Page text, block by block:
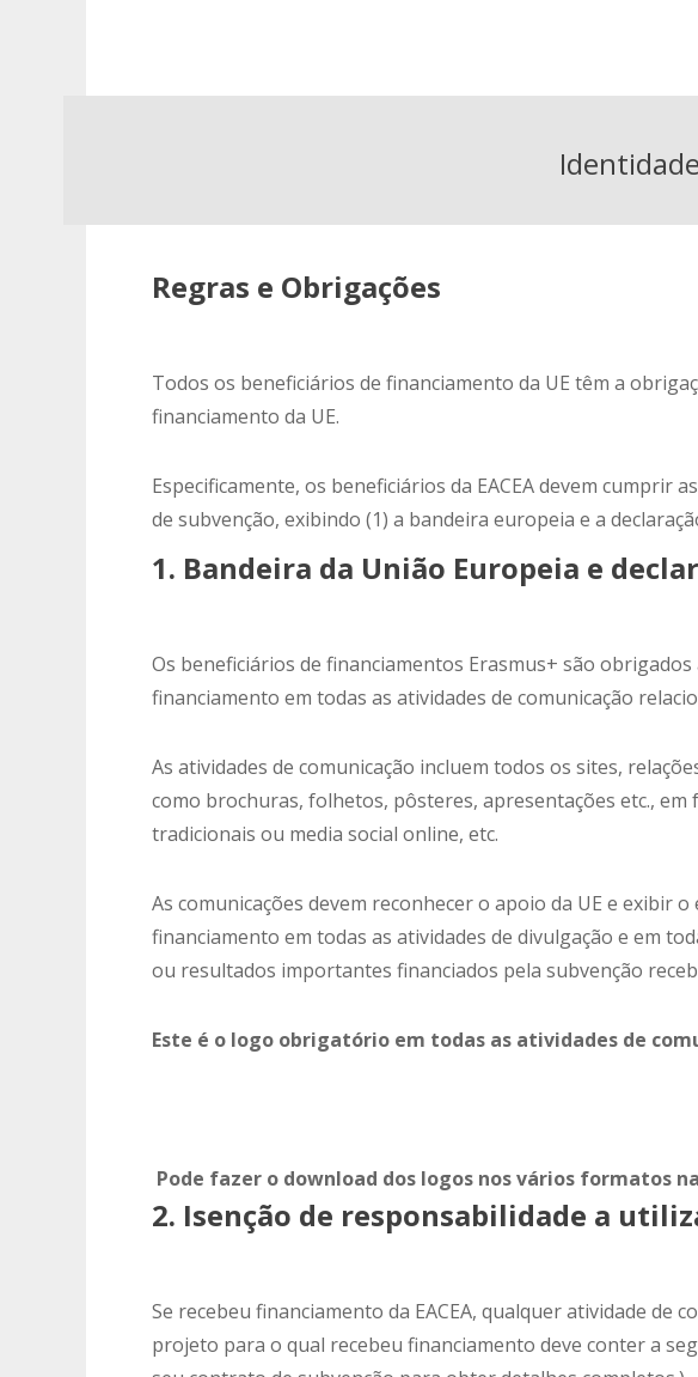
Regras e Obrigações
Todos os beneficiários de financiamento da UE têm a
financiamento da UE.
Especificamente, os beneficiários da EACEA devem cumprir
de subvenção, exibindo (1) a bandeira europeia e a
1. Bandeira da União Europeia e
Os beneficiários de financiamentos Erasmus+ são
financiamento em todas as atividades de comunicação
As atividades de comunicação incluem todos os sites,
como brochuras, folhetos, pôsteres, apresentações etc.,
tradicionais ou media social online, etc.
As comunicações devem reconhecer o apoio da UE e exibir
financiamento em todas as atividades de divulgação e em
ou resultados importantes financiados pela subvenção
Este é o logo obrigatório em todas as atividades de
Pode fazer o download dos logos nos vários formatos
2. Isenção de responsabilidade a
Se recebeu financiamento da EACEA, qualquer atividade de
projeto para o qual recebeu financiamento deve conter a